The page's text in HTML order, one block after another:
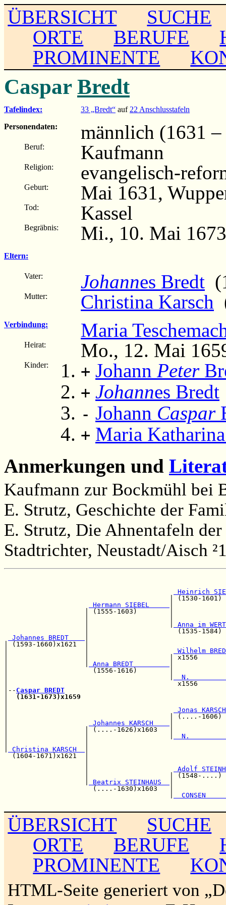
ÜBERSICHT
SUCHE
ORTE
BERUFE
PROMINENTE
Caspar Bredt
Tafelindex: 33 „Bredt“ auf 22 Anschlusstafeln
Personendaten:
männlich (1631
Beruf: Kaufmann
Religion: evangelisch-
Geburt: Mai 1631,
Tod: Kassel
Begräbnis: Mi., 10. Mai
Eltern:
Vater: Johannes Bredt
Mutter: Christina Karsch
Verbindung: Maria
Heirat: Mo., 12. Mai
Kinder: + Johann Peter
+ Johannes Bredt
- Johann Caspar
+ Maria
Anmerkungen und
Kaufmann zur Bockmühl bei
E. Strutz, Geschichte der
E. Strutz, Die Ahnentafeln
Stadtrichter, Neustadt/Aisch
Heinrich
Hermann SIEBEL
| (1555-1603)
Anna im
|
Johannes BREDT
| (1593-1660)x1621  |
Wilhelm
|                   |
Anna BREDT
|                     (1556-1616)
|
|-- Caspar BREDT
(1631-1673)x1659
Jonas
|
Johannes KARSCH
|                   | (....-
Christina KARSCH
(1604-1671)x1621
Adolf
|
Beatrix STEINHAUS
(....-1630)x1603
ÜBERSICHT
SUCHE
ORTE
BERUFE
PROMINENTE
HTML-Seite generiert von